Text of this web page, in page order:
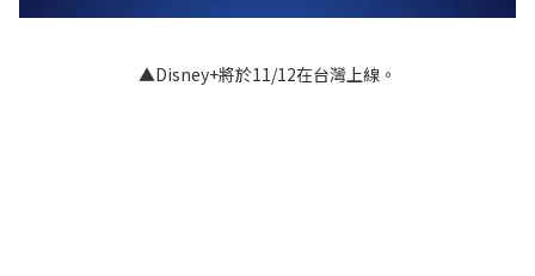
▲Disney+將於11/12在台灣上線。